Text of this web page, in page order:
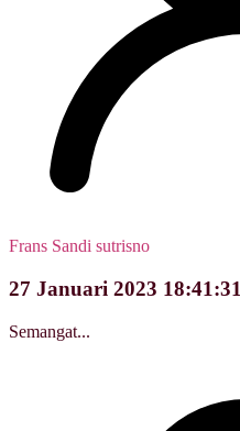
Frans Sandi sutrisno
27 Januari 2023 18:41:31
Semangat...